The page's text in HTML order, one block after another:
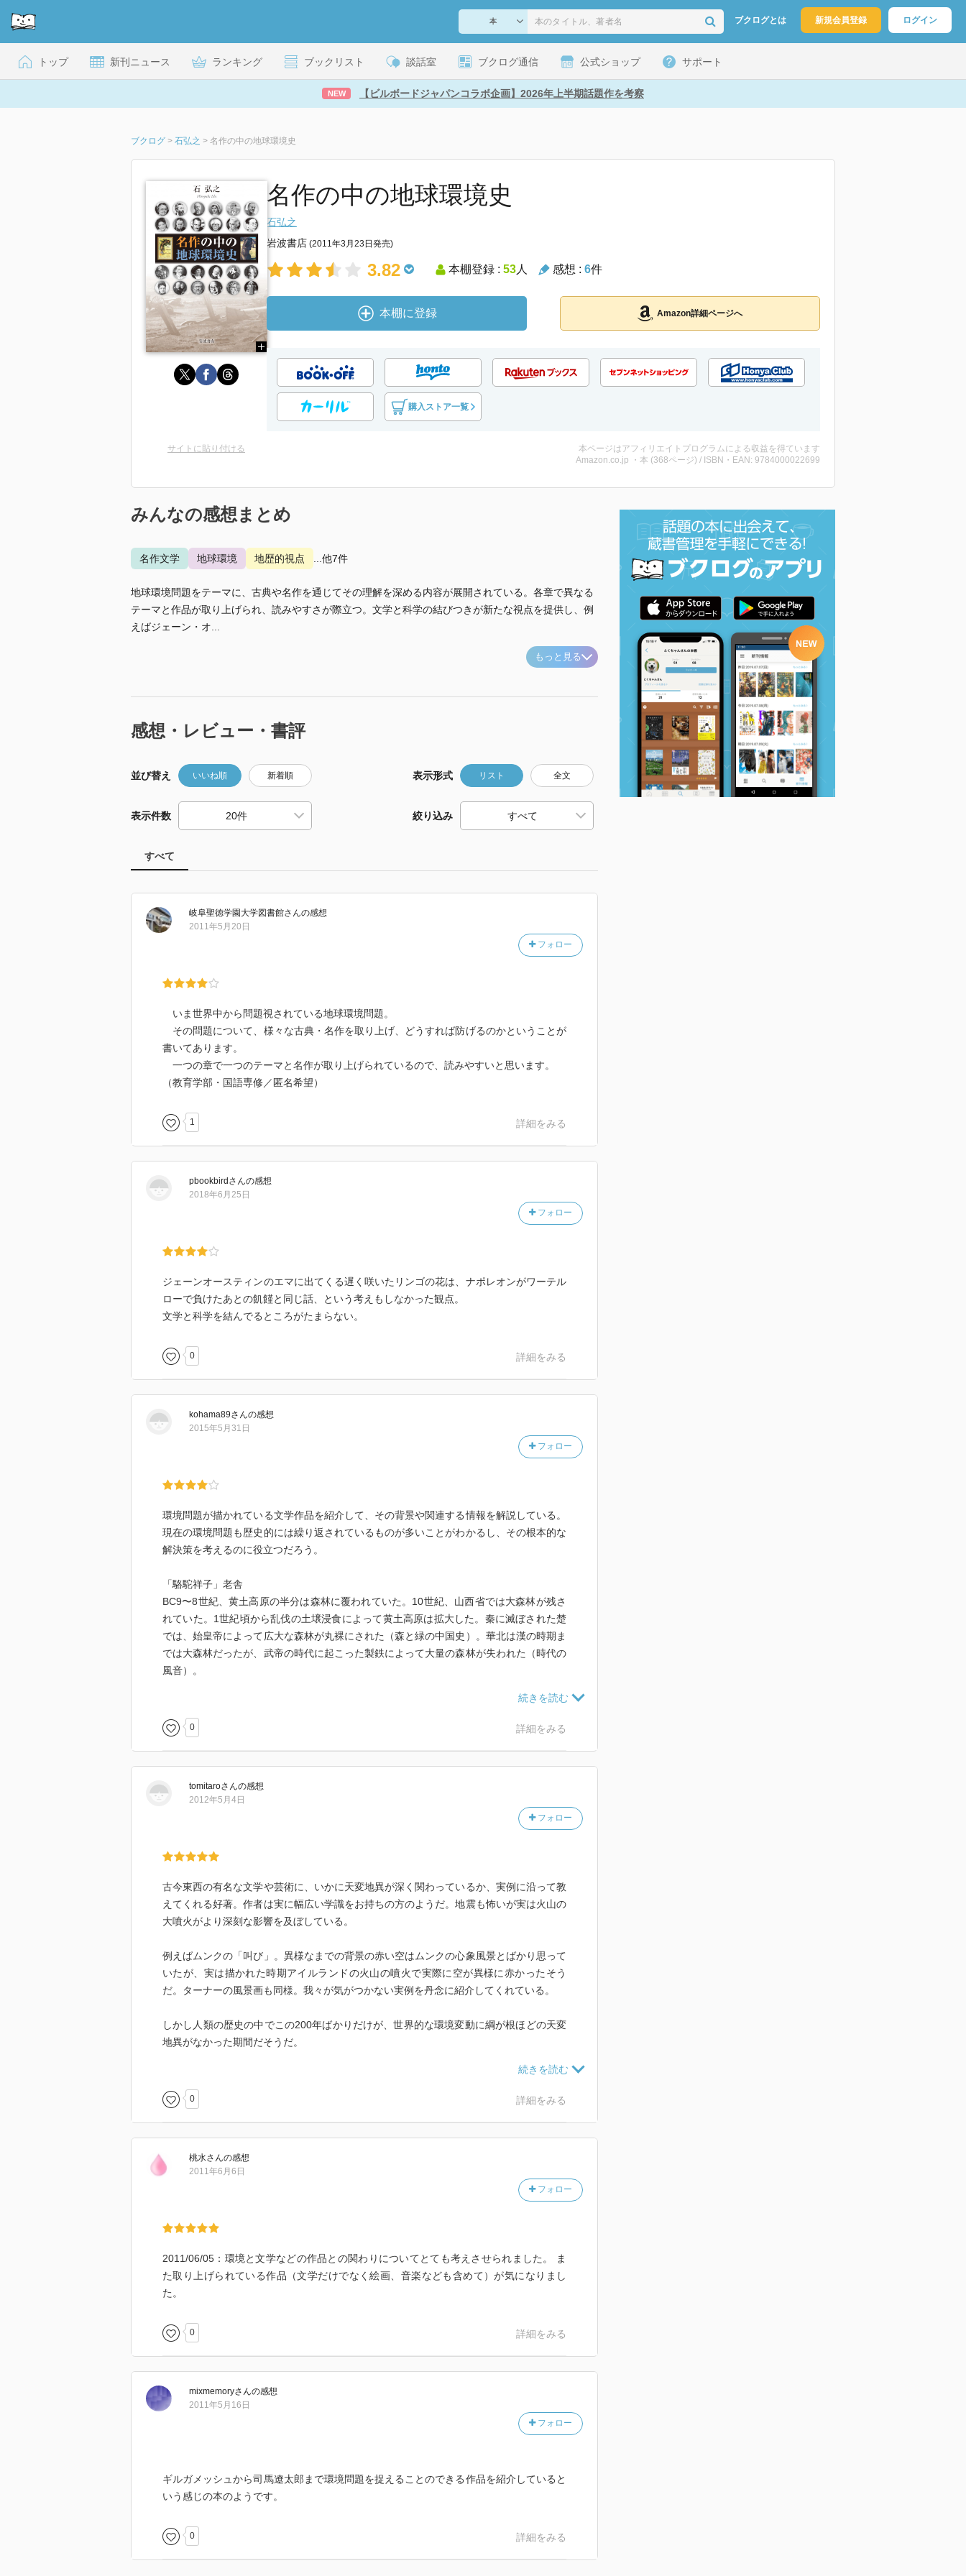
ブクログとは 新規会員登録 ログイン
トップ 新刊ニュース ランキング ブックリスト 談話室 ブクログ通信 公式ショップ サポート
NEW 【ビルボードジャパンコラボ企画】2026年上半期話題作を考察
ブクログ > 石弘之 > 名作の中の地球環境史
名作の中の地球環境史
石弘之
岩波書店 (2011年3月23日発売)
3.82 本棚登録 : 53人 感想 : 6件
本棚に登録 Amazon詳細ページへ
購入ストア一覧
サイトに貼り付ける
本ページはアフィリエイトプログラムによる収益を得ています
Amazon.co.jp ・本 (368ページ) / ISBN・EAN: 9784000022699
みんなの感想まとめ
名作文学 地球環境 地歴的視点 ...他7件
地球環境問題をテーマに、古典や名作を通じてその理解を深める内容が展開されている。各章で異なる
テーマと作品が取り上げられ、読みやすさが際立つ。文学と科学の結びつきが新たな視点を提供し、例
えばジェーン・オ...
もっと見る
感想・レビュー・書評
並び替え いいね順 新着順 表示形式 リスト 全文
表示件数 絞り込み
すべて
岐阜聖徳学園大学図書館さんの感想
フォロー
2011年5月20日
いま世界中から問題視されている地球環境問題。
その問題について、様々な古典・名作を取り上げ、どうすれば防げるのかということが
書いてあります。
一つの章で一つのテーマと名作が取り上げられているので、読みやすいと思います。
（教育学部・国語専修／匿名希望）
1 詳細をみる
pbookbird さんの感想
フォロー
2018年6月25日
ジェーンオースティンのエマに出てくる遅く咲いたリンゴの花は、ナポレオンがワーテル
ローで負けたあとの飢饉と同じ話、という考えもしなかった観点。
文学と科学を結んでるところがたまらない。
0 詳細をみる
kohama89さんの感想
フォロー
2015年5月31日
環境問題が描かれている文学作品を紹介して、その背景や関連する情報を解説している。
現在の環境問題も歴史的には繰り返されているものが多いことがわかるし、その根本的な
解決策を考えるのに役立つだろう。
「駱駝祥子」老舎
BC9〜8世紀、黄土高原の半分は森林に覆われていた。10世紀、山西省では大森林が残さ
れていた。1世紀頃から乱伐の土壌浸食によって黄土高原は拡大した。秦に滅ぼされた楚
では、始皇帝によって広大な森林が丸裸にされた（森と緑の中国史）。華北は漢の時期ま
では大森林だったが、武帝の時代に起こった製鉄によって大量の森林が失われた（時代の
風音）。
「闇の奥」コンラッド
ア、スカンジナビアの森林破壊をもたらした。1861年に食塩を用いるソルベー法が開発
されて生産が拡大したが、副産物として発生する塩酸によって工場付近に酸性雨を降らせ
「白鯨」ハーマン・メルヴィル
に北米大西洋岸に進出。16世紀末にオランダやイギリスがスピッツベルゲン諸島周辺でホ
ッキョククジラを捕獲し、事実上絶滅した。17世紀半ばに北米東岸の沿岸捕鯨が始まり、
18〜19世紀には大型の帆走船を母船にした米国式捕鯨が盛んになった。
ールドラッシュで乗組員が移動したため、捕鯨は衰退した。1864年にロープ付きの銛を
用いるノルウェー式が開発されて、ナガスクジラ科が対象となり、20世紀初頭に鯨油の硬
化技術によって石鹸やマーガリンの原料として需要が拡大した。
「レ・ミゼラブル」ヴィクトル・ユゴー
江戸時代のナタネ栽培の中心は大阪。ナタネ油の絞り粕は木綿の栽培に最適で、河内木綿
「大学或問」熊沢蕃山
吉田松陰、勝海舟、西郷隆盛、橋本佐内らの背景にもなった。室田武は蕃山をエコロジー
の父と位置付けた。
3回の森林消失期：
17世紀後半：燃材や堆肥などが利用されつくしたため、集落が共同で管理する入会地が始
第二次大戦〜戦後復興期
アカマツは縄文時代には瀬戸内海沿岸に限られていた。鉄や塩の生産のため、森林伐採が
進んでいたため。鎌倉時代以降に全国に拡大し、江戸中期には人里周辺のほとんどが、明
「アク・アク」トール・ヘイエルダール
サツマイモはポリネシア人が南米から持ち帰り、ニワトリは南米に持ち込まれた。石器や
ピトケアン島は、イギリス人船員が逃げ込む前に段々畑が作られていた。
倍になり、国土の77％を覆っていた森林は15％に減った。牧畜や狩猟が盛んになるとと
もに、13世紀にオオカミの根絶が命令され、15世紀にはイングランドから根絶された。
林が失われた。1066年にイギリスを征服したノルマン人のウィリアム王は、広大な森林
0 詳細をみる
tomitaroさんの感想
フォロー
2012年5月4日
古今東西の有名な文学や芸術に、いかに天変地異が深く関わっているか、実例に沿って教
えてくれる好著。作者は実に幅広い学識をお持ちの方のようだ。地震も怖いが実は火山の
大噴火がより深刻な影響を及ぼしている。
例えばムンクの「叫び」。異様なまでの背景の赤い空はムンクの心象風景とばかり思って
いたが、実は描かれた時期アイルランドの火山の噴火で実際に空が異様に赤かったそう
だ。ターナーの風景画も同様。我々が気がつかない実例を丹念に紹介してくれている。
しかし人類の歴史の中でこの200年ばかりだけが、世界的な環境変動に綱が根ほどの天変
地異がなかった期間だそうだ。
0 詳細をみる
桃水さんの感想
フォロー
2011年6月6日
2011/06/05：環境と文学などの作品との関わりについてとても考えさせられました。 ま
た取り上げられている作品（文学だけでなく絵画、音楽なども含めて）が気になりまし
た。
0 詳細をみる
mixmemoryさんの感想
フォロー
2011年5月16日
ギルガメッシュから司馬遼太郎まで環境問題を捉えることのできる作品を紹介していると
いう感じの本のようです。
0 詳細をみる